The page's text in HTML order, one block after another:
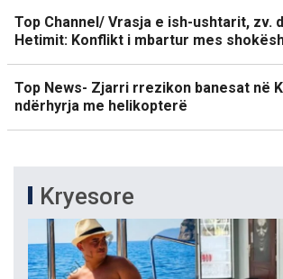
Top Channel/ Vrasja e ish-ushtarit, zv.
Hetimit: Konflikt i mbartur mes
Top News- Zjarri rrezikon banesat në
ndërhyrja me helikopterë
Kryesore